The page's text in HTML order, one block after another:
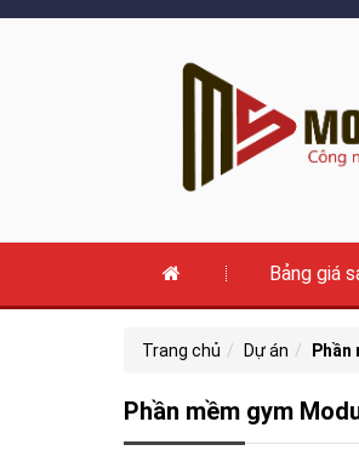
Bảng giá
Trang chủ Dự án Phần
Phần mềm gym